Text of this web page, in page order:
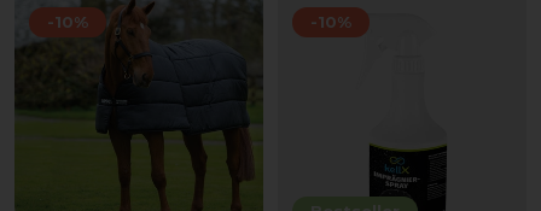
-10% -10%